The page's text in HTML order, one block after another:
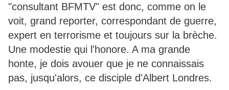
"consultant BFMTV" est donc, comme on le
voit, grand reporter, correspondant de guerre,
expert en terrorisme et toujours sur la brèche.
Une modestie qui l'honore. A ma grande
honte, je dois avouer que je ne connaissais
pas, jusqu'alors, ce disciple d'Albert Londres.